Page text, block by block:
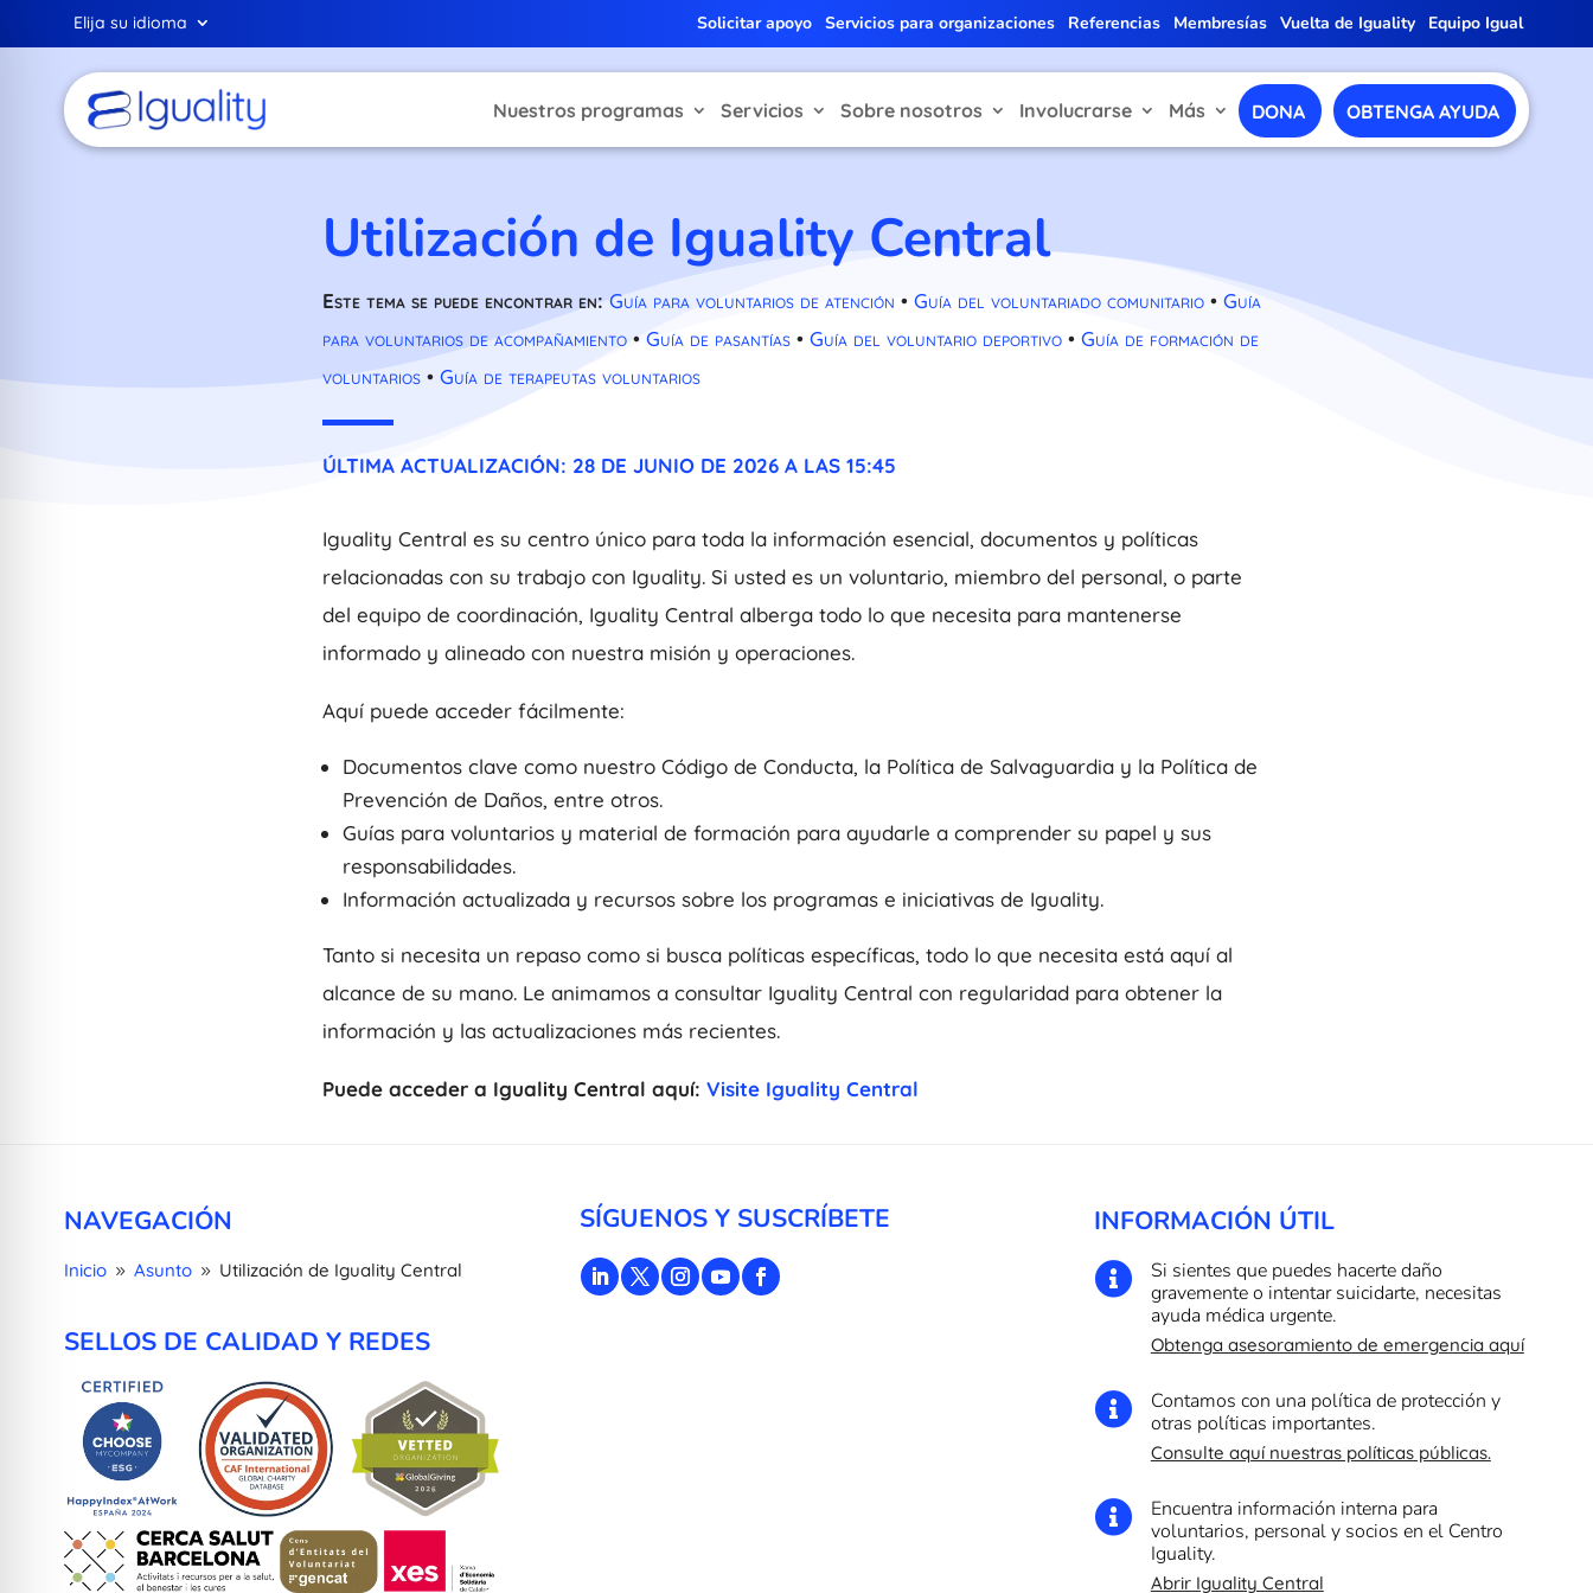
Elija su idioma Solicitar apoyo Servicios para organizaciones Referencias Membresías Vuelta de Iguality Equipo Igual
Nuestros programas Servicios Sobre nosotros Involucrarse Más DONA OBTENGA AYUDA
Utilización de Iguality Central
Este tema se puede encontrar en: Guía para voluntarios de atención • Guía del voluntariado comunitario • Guía
para voluntarios de acompañamiento • Guía de pasantías • Guía del voluntario deportivo • Guía de formación de
voluntarios • Guía de terapeutas voluntarios
ÚLTIMA ACTUALIZACIÓN: 28 DE JUNIO DE 2026 A LAS 15:45
Iguality Central es su centro único para toda la información esencial, documentos y políticas
relacionadas con su trabajo con Iguality. Si usted es un voluntario, miembro del personal, o parte
del equipo de coordinación, Iguality Central alberga todo lo que necesita para mantenerse
informado y alineado con nuestra misión y operaciones.
Aquí puede acceder fácilmente:
Documentos clave como nuestro Código de Conducta, la Política de Salvaguardia y la Política de
Prevención de Daños, entre otros.
Guías para voluntarios y material de formación para ayudarle a comprender su papel y sus
responsabilidades.
Información actualizada y recursos sobre los programas e iniciativas de Iguality.
Tanto si necesita un repaso como si busca políticas específicas, todo lo que necesita está aquí al
alcance de su mano. Le animamos a consultar Iguality Central con regularidad para obtener la
información y las actualizaciones más recientes.
Puede acceder a Iguality Central aquí: Visite Iguality Central
NAVEGACIÓN
Inicio 9 Asunto 9 Utilización de Iguality Central
SELLOS DE CALIDAD Y REDES
SÍGUENOS Y SUSCRÍBETE INFORMACIÓN ÚTIL

Si sientes que puedes hacerte daño
gravemente o intentar suicidarte, necesitas
ayuda médica urgente.
Obtenga asesoramiento de emergencia aquí

Contamos con una política de protección y
otras políticas importantes.
Consulte aquí nuestras políticas públicas.

Encuentra información interna para
voluntarios, personal y socios en el Centro
Iguality.
Abrir Iguality Central